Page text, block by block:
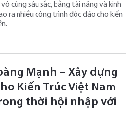
cùng sâu sắc, bằng tài năng và kinh
ra nhiều công trình độc đáo cho kiến
Mạnh – Xây dựng
Kiến Trúc Việt Nam
thời hội nhập với